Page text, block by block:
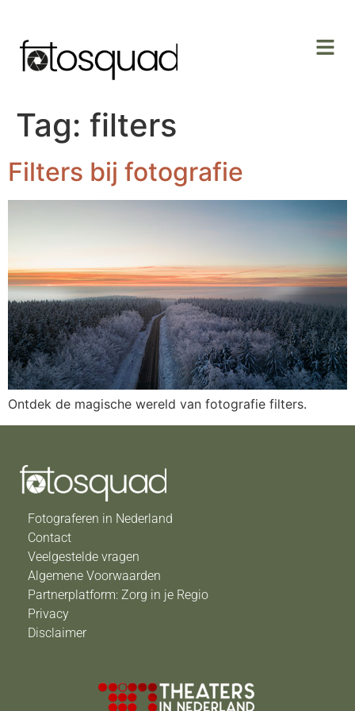
Tag: filters
Filters bij fotografie
Ontdek de magische wereld van fotografie filters.
Fotograferen in Nederland
Contact
Veelgestelde vragen
Algemene Voorwaarden
Partnerplatform: Zorg in je Regio
Privacy
Disclaimer